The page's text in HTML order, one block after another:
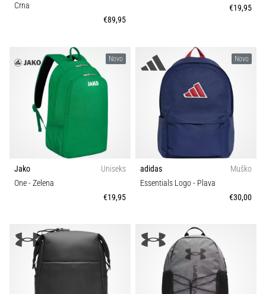
Crna
€89,95
€19,95
Novo
Jako
Uniseks
One- Zelena
€19,95
Novo
adidas
Muško
Essentials Logo- Plava
€30,00